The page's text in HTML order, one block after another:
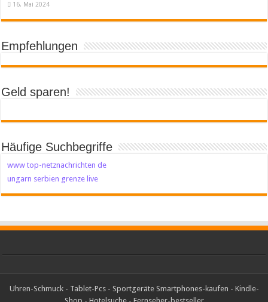
16. Mai 2024
Empfehlungen
Geld sparen!
Häufige Suchbegriffe
www top-netznachrichten de
ungarn serbien grenze live
Uhren-Schmuck- Tablet-Pcs- Sportgeräte Smartphones-kaufen - Kindle-